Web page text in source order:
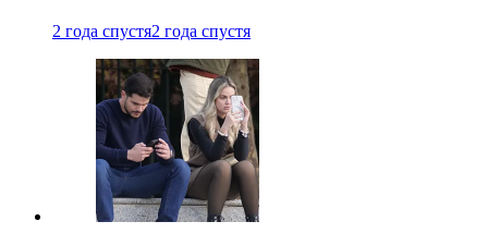
2 года спустя2 года спустя